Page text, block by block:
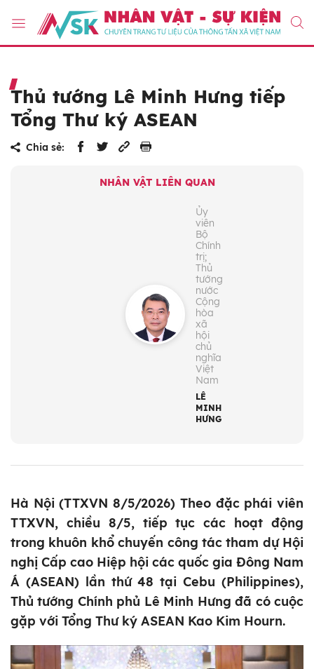
Thủ tướng Lê Minh Hưng tiếp
Tổng Thư ký ASEAN
Chia sẻ:
NHÂN VẬT LIÊN QUAN
Ủy
viên
Bộ
Chính
trị;
Thủ
tướng
nước
Cộng
hòa
xã
hội
chủ
nghĩa
Việt
Nam
LÊ
MINH
HƯNG
Hà Nội (TTXVN 8/5/2026) Theo đặc phái viên
TTXVN, chiều 8/5, tiếp tục các hoạt động
trong khuôn khổ chuyến công tác tham dự Hội
nghị Cấp cao Hiệp hội các quốc gia Đông Nam
Á (ASEAN) lần thứ 48 tại Cebu (Philippines),
Thủ tướng Chính phủ Lê Minh Hưng đã có cuộc
gặp với Tổng Thư ký ASEAN Kao Kim Hourn.